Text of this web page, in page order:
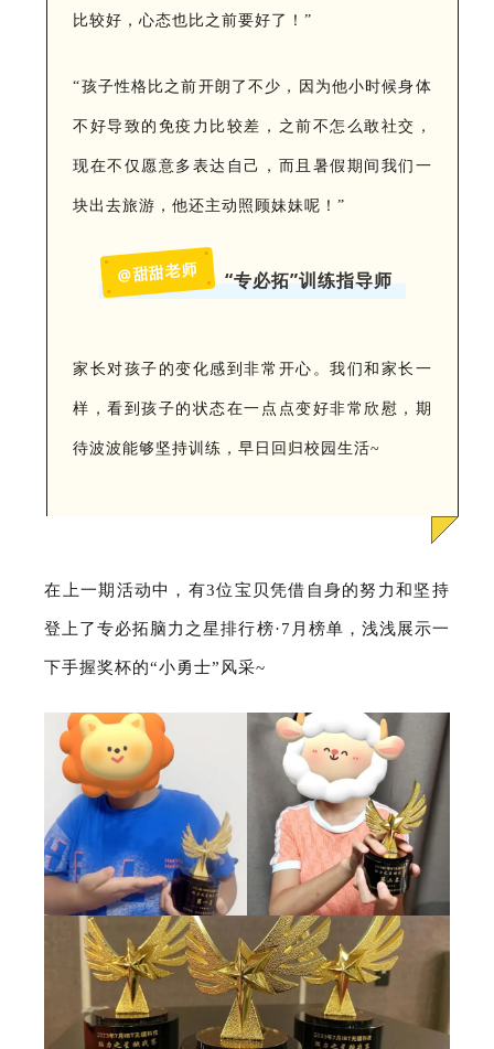
比较好，心态也比之前要好了！”
“孩子性格比之前开朗了不少，因为他小时候身体
不好导致的免疫力比较差，之前不怎么敢社交，
现在不仅愿意多表达自己，而且暑假期间我们一
块出去旅游，他还主动照顾妹妹呢！”
@甜甜老师 “专必拓”训练指导师
家长对孩子的变化感到非常开心。我们和家长一
样，看到孩子的状态在一点点变好非常欣慰，期
待波波能够坚持训练，早日回归校园生活~
在上一期活动中，有3位宝贝凭借自身的努力和坚持
登上了专必拓脑力之星排行榜·7月榜单 ，浅浅展示一
下手握奖杯的“小勇士”风采~